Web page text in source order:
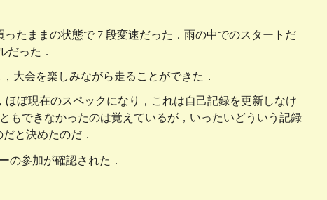
たままの状態で 7 段変速だった．雨の中でのスタートだ
だった．
大会を楽しみながら走ることができた．
ほぼ現在のスペックになり，これは自己記録を更新しなけ
もできなかったのは覚えているが，いったいどういう記録
と決めたのだ．
の参加が確認された．